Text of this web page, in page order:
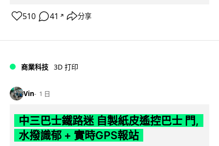
510 41 ↗ 分享
商業科技 3D 打印
Vin 1 日
中三巴士鐵路迷 自製紙皮遙控巴士 門,
水撥識郁 + 實時GPS報站